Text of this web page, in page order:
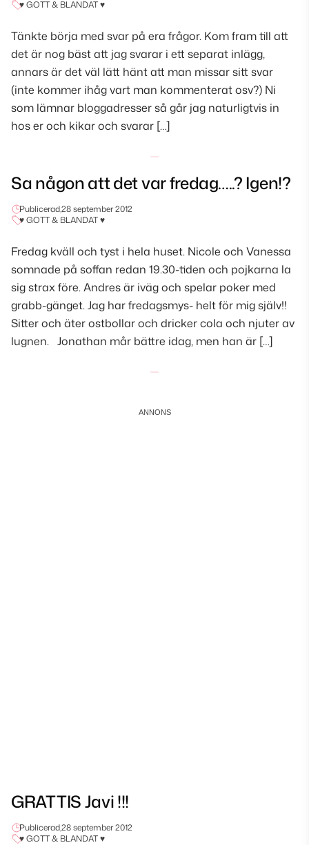
♥ GOTT & BLANDAT ♥
Tänkte börja med svar på era frågor. Kom fram till att
det är nog bäst att jag svarar i ett separat inlägg,
annars är det väl lätt hänt att man missar sitt svar
(inte kommer ihåg vart man kommenterat osv?) Ni
som lämnar bloggadresser så går jag naturligtvis in
hos er och kikar och svarar […]
Sa någon att det var fredag…..? Igen!?
Publicerad,28 september 2012
♥ GOTT & BLANDAT ♥
Fredag kväll och tyst i hela huset. Nicole och Vanessa
somnade på soffan redan 19.30-tiden och pojkarna la
sig strax före. Andres är iväg och spelar poker med
grabb-gänget. Jag har fredagsmys- helt för mig själv!!
Sitter och äter ostbollar och dricker cola och njuter av
lugnen. Jonathan mår bättre idag, men han är […]
GRATTIS Javi !!!
Publicerad,28 september 2012
♥ GOTT & BLANDAT ♥